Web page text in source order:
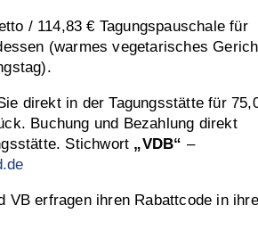
/ 114,83 € Tagungspauschale für
(warmes vegetarisches
direkt in der Tagungsstätte für
Buchung und Bezahlung direkt
Stichwort „VDB“ –
VB erfragen ihren Rabattcode in